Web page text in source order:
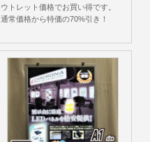
ウトレット価格でお買い得です。
通常価格から特価の70%引き！